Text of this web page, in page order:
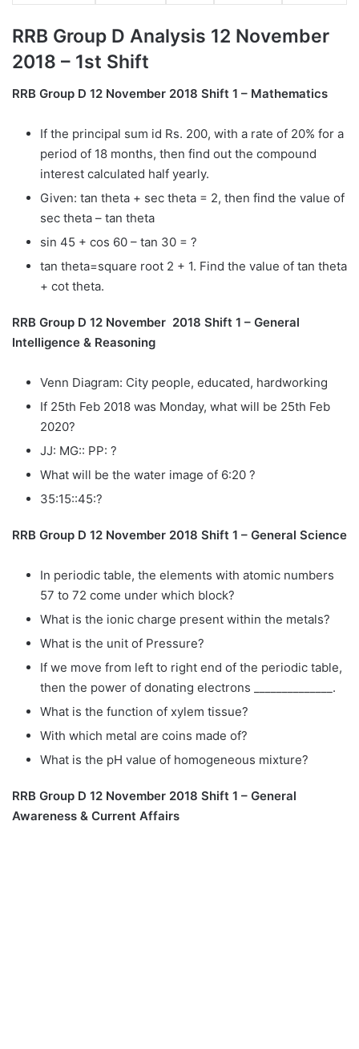
RRB Group D Analysis 12 November
2018 – 1st Shift
RRB Group D 12 November 2018 Shift 1 – Mathematics
If the principal sum id Rs. 200, with a rate of 20% for a
period of 18 months, then find out the compound
interest calculated half yearly.
Given: tan theta + sec theta = 2, then find the value of
sec theta – tan theta
sin 45 + cos 60 – tan 30 = ?
tan theta=square root 2 + 1. Find the value of tan theta
+ cot theta.
RRB Group D 12 November 2018 Shift 1 – General
Intelligence & Reasoning
Venn Diagram: City people, educated, hardworking
If 25th Feb 2018 was Monday, what will be 25th Feb
2020?
JJ: MG:: PP: ?
What will be the water image of 6:20 ?
35:15::45:?
RRB Group D 12 November 2018 Shift 1 – General Science
In periodic table, the elements with atomic numbers
57 to 72 come under which block?
What is the ionic charge present within the metals?
What is the unit of Pressure?
If we move from left to right end of the periodic table,
then the power of donating electrons ______________.
What is the function of xylem tissue?
With which metal are coins made of?
What is the pH value of homogeneous mixture?
RRB Group D 12 November 2018 Shift 1 – General
Awareness & Current Affairs